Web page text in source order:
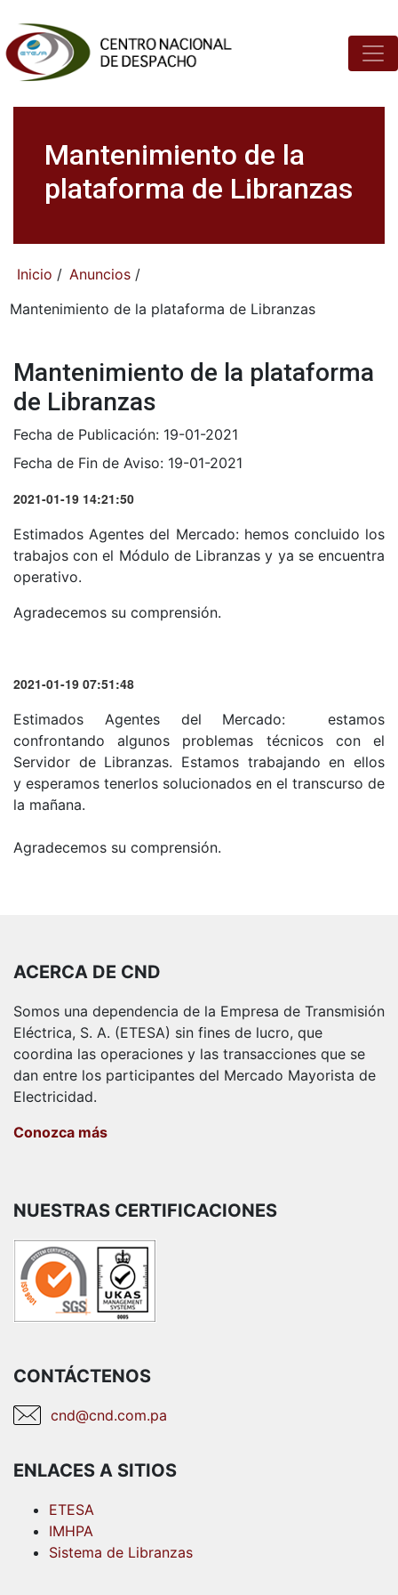
Mantenimiento de la
plataforma de Libranzas
Inicio / Anuncios /
Mantenimiento de la plataforma de Libranzas
Mantenimiento de la plataforma
de Libranzas
Fecha de Publicación: 19-01-2021
Fecha de Fin de Aviso: 19-01-2021
2021-01-19 14:21:50
Estimados Agentes del Mercado: hemos concluido los
trabajos con el Módulo de Libranzas y ya se encuentra
operativo.
Agradecemos su comprensión.
2021-01-19 07:51:48
Estimados Agentes del Mercado: estamos
confrontando algunos problemas técnicos con el
Servidor de Libranzas. Estamos trabajando en ellos
y esperamos tenerlos solucionados en el transcurso de
la mañana.
Agradecemos su comprensión.
ACERCA DE CND
Somos una dependencia de la Empresa de Transmisión
Eléctrica, S. A. (ETESA) sin fines de lucro, que
coordina las operaciones y las transacciones que se
dan entre los participantes del Mercado Mayorista de
Electricidad.
Conozca más
NUESTRAS CERTIFICACIONES
CONTÁCTENOS
cnd@cnd.com.pa
ENLACES A SITIOS
ETESA
IMHPA
Sistema de Libranzas